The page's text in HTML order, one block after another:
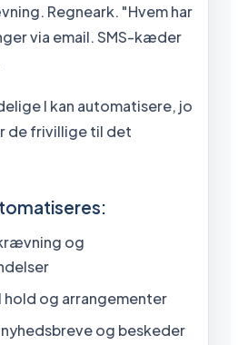
Regneark. "Hvem har
via email. SMS-kæder
I kan automatisere, jo
de frivillige til det
og
hold og arrangementer
og beskeder